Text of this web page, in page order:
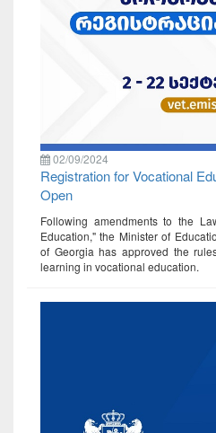
02/09/2024
Registration for Vocational
Open
Following amendments to the
Education," the Minister of
of Georgia has approved the
learning in vocational education.